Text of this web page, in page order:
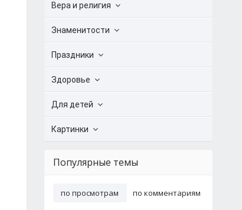
Вера и религия
Знаменитости
Праздники
Здоровье
Для детей
Картинки
Популярные темы
по просмотрам по комментариям